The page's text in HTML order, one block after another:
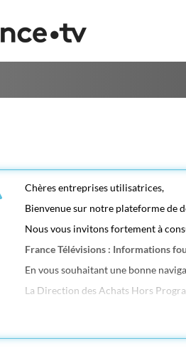
Chères entreprises utilisatrices,
Bienvenue sur notre plateforme de
Nous vous invitons fortement à
France Télévisions : Informations
En vous souhaitant une bonne
La Direction des Achats Hors